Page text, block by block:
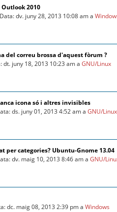
2010
dv. juny 28, 2013 10:08 am a
del correu brossa d'aquest fòrum ?
dt. juny 18, 2013 10:23 am aGNU/Linux
icona só i altres invisibles
ds. juny 01, 2013 4:52 am aGNU/Linux
per categories? Ubuntu-Gnome 13.04
dv. maig 10, 2013 8:46 am aGNU/
dc. maig 08, 2013 2:39 pm aWindows